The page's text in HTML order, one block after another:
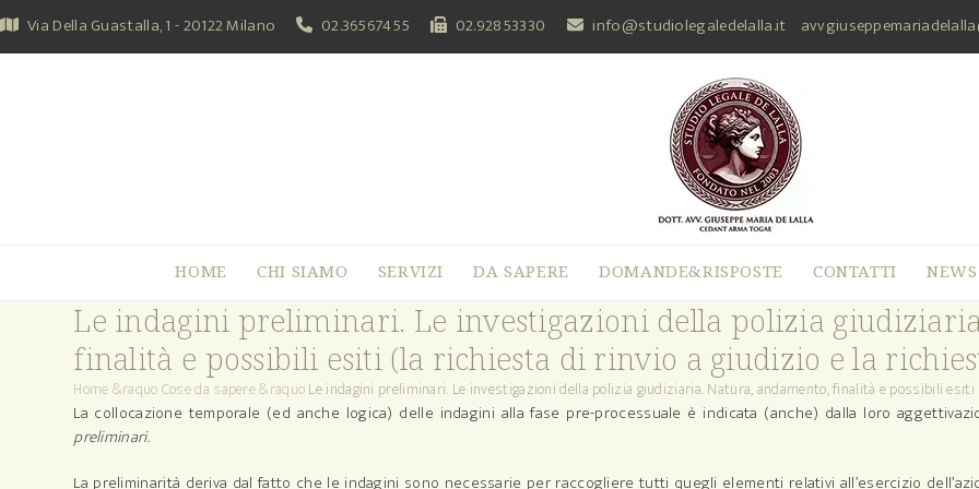
Skip
to
content
Via Della Guastalla, 1 - 20122 Milano 02.36567455 02.92853330 info@studiolegaledelalla.it
HOME CHI SIAMO SERVIZI DA SAPERE DOMANDE&RISPOSTE CONTATTI NEWS
Le indagini preliminari. Le investigazioni della polizia
finalità e possibili esiti (la richiesta di rinvio a giudizio e la
Home&raquoCose da sapere&raquoLe indagini preliminari. Le investigazioni della polizia giudiziaria. Natura, andamento, finalità e possibili
La collocazione temporale (ed anche logica) delle indagini alla fase pre-processuale è indicata (anche) dalla loro
preliminari.
La preliminarità deriva dal fatto che le indagini sono necessarie per raccogliere tutti quegli elementi relativi all’esercizio